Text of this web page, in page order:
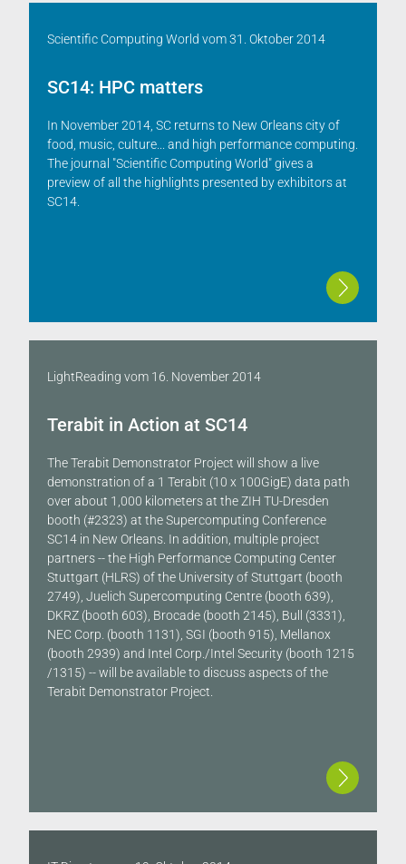
Scientific Computing World vom31. Oktober 2014
SC14: HPC matters
In November 2014, SC returns to New Orleans city of
food, music, culture... and high performance computing.
The journal "Scientific Computing World" gives a
preview of all the highlights presented by exhibitors at
SC14.
LightReading vom 16. November 2014
Terabit in Action at SC14
The Terabit Demonstrator Project will show a live
demonstration of a 1 Terabit (10 x 100GigE) data path
over about 1,000 kilometers at the ZIH TU-Dresden
booth (#2323) at the Supercomputing Conference
SC14 in New Orleans. In addition, multiple project
partners -- the High Performance Computing Center
Stuttgart (HLRS) of the University of Stuttgart (booth
2749), Juelich Supercomputing Centre (booth 639),
DKRZ (booth 603), Brocade (booth 2145), Bull (3331),
NEC Corp. (booth 1131), SGI (booth 915), Mellanox
(booth 2939) and Intel Corp./Intel Security (booth 1215
/1315) -- will be available to discuss aspects of the
Terabit Demonstrator Project.